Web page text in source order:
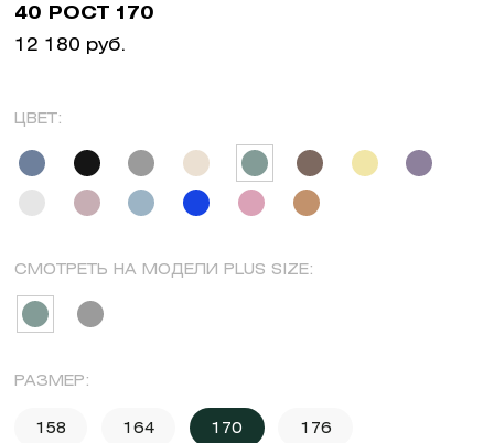
40 РОСТ 170
12 180 руб.
ЦВЕТ:
СМОТРЕТЬ НА МОДЕЛИ PLUS SIZE:
РАЗМЕР:
158 164 170 176